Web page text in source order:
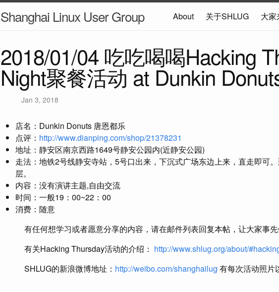
Shanghai Linux User Group About 关于SHLUG 大家
2018/01/04 吃吃喝喝Hacking
Night聚餐活动 at Dunkin
Jan 3, 2018
店名：Dunkin Donuts 唐恩都乐
点评： http://www.dianping.com/shop/21378231
地址：静安区南京西路1649号静安公园内(近静安公园)
走法：地铁2号线静安寺站，5号口出来，下沉式广场东边上来，直走即可
层。
内容：没有演讲主题,自由交流
时间：一般19：00~22：00
消费：随意
有任何想学习或者愿意分享的内容，请在邮件列表回复本帖，让大家事先
有关Hacking Thursday活动的介绍： http://www.shlug.org/about/
SHLUG的新浪微博地址： http://weibo.com/shanghailug 有每次活动照片